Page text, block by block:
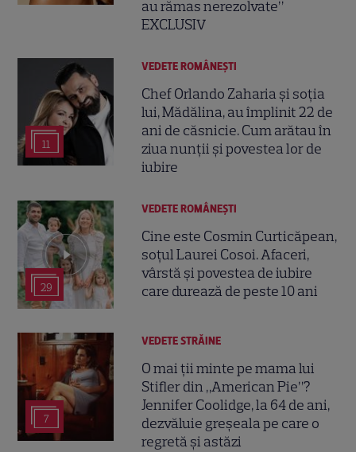
au rămas nerezolvate”
EXCLUSIV
11
VEDETE ROMÂNEŞTI
Chef Orlando Zaharia și soția
lui, Mădălina, au împlinit 22 de
ani de căsnicie. Cum arătau în
ziua nunții și povestea lor de
iubire
29
VEDETE ROMÂNEŞTI
Cine este Cosmin Curticăpean,
soțul Laurei Cosoi. Afaceri,
vârstă și povestea de iubire
care durează de peste 10 ani
7
VEDETE STRĂINE
O mai ții minte pe mama lui
Stifler din „American Pie”?
Jennifer Coolidge, la 64 de ani,
dezvăluie greșeala pe care o
regretă și astăzi